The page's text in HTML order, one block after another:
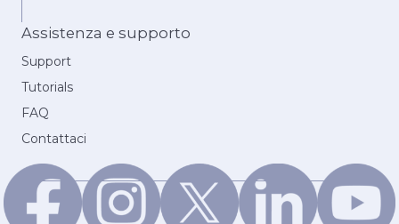
Assistenza e supporto
Support
Tutorials
FAQ
Contattaci